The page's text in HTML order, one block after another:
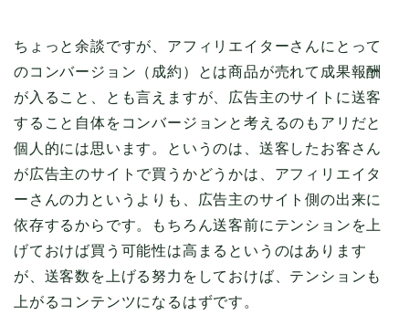
ちょっと余談ですが、アフィリエイターさんにとって
のコンバージョン（成約）とは商品が売れて成果報酬
が入ること、とも言えますが、広告主のサイトに送客
すること自体をコンバージョンと考えるのもアリだと
個人的には思います。というのは、送客したお客さん
が広告主のサイトで買うかどうかは、アフィリエイタ
ーさんの力というよりも、広告主のサイト側の出来に
依存するからです。もちろん送客前にテンションを上
げておけば買う可能性は高まるというのはあります
が、送客数を上げる努力をしておけば、テンションも
上がるコンテンツになるはずです。